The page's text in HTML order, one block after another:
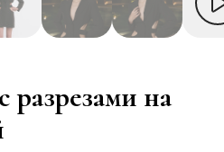
разрезами на